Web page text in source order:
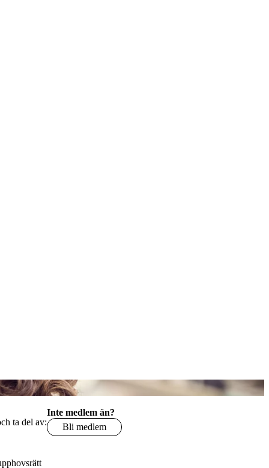
ta del av:
Inte medlem än?
Bli medlem